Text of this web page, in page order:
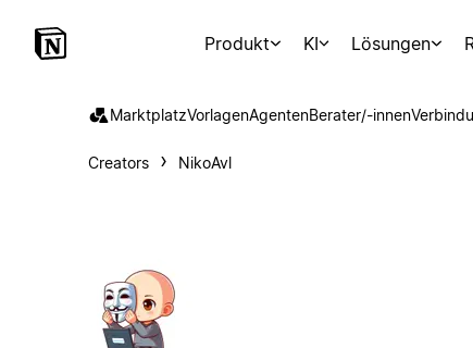
Produkt KI Lösungen
MarktplatzVorlagenAgentenBerater/-innen
Creators NikoAvl